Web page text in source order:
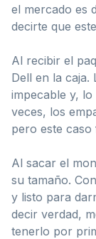
el mercado es
decirte que
Al recibir el
Dell en la caja.
impecable y,
veces, los
pero este
Al sacar el
su tamaño.
y listo para
decir verdad,
tenerlo por